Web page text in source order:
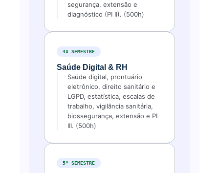
segurança, extensão e
diagnóstico (PI II). (500h)
4º SEMESTRE
Saúde Digital & RH
Saúde digital, prontuário
eletrônico, direito sanitário e
LGPD, estatística, escalas de
trabalho, vigilância sanitária,
biossegurança, extensão e PI
III. (500h)
5º SEMESTRE